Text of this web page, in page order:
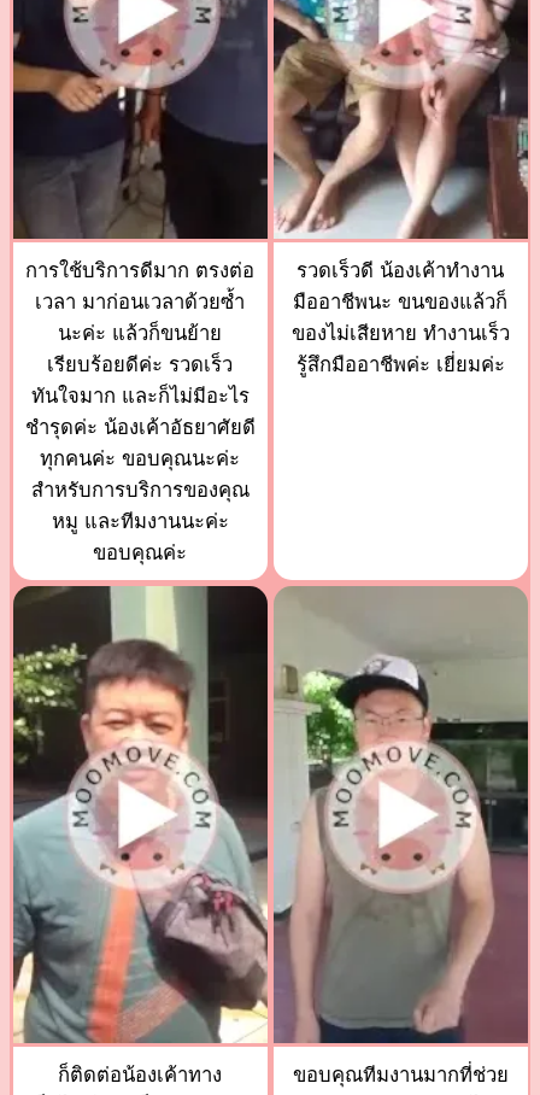
การใช้บริการดีมาก ตรงต่อ
เวลา มาก่อนเวลาด้วยซ้ำ
นะค่ะ แล้วก็ขนย้าย
เรียบร้อยดีค่ะ รวดเร็ว
ทันใจมาก และก็ไม่มีอะไร
ชำรุดค่ะ น้องเค้าอัธยาศัยดี
ทุกคนค่ะ ขอบคุณนะค่ะ
สำหรับการบริการของคุณ
หมู และทีมงานนะค่ะ
ขอบคุณค่ะ
รวดเร็วดี น้องเค้าทำงาน
มืออาชีพนะ ขนของแล้วก็
ของไม่เสียหาย ทำงานเร็ว
รู้สึกมืออาชีพค่ะ เยี่ยมค่ะ
ก็ติดต่อน้องเค้าทาง
ขอบคุณทีมงานมากที่ช่วย